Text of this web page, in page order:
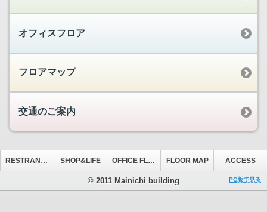
オフィスフロア
フロアマップ
交通のご案内
RESTRANT&CAFE SHOP&LIFE OFFICE FLOOR FLOOR MAP ACCESS
© 2011 Mainichi building PC版で見る